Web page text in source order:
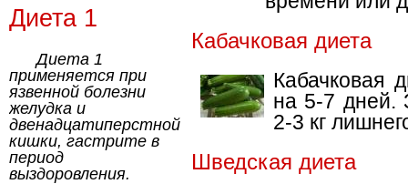
Кабачковая диета
Кабачковая
на 5-7 дней.
2-3 кг
Шведская диета
Диета 1
Диета 1
применяется при
язвенной болезни
желудка и
двенадцатиперстной
кишки, гастрите в
период
выздоровления.